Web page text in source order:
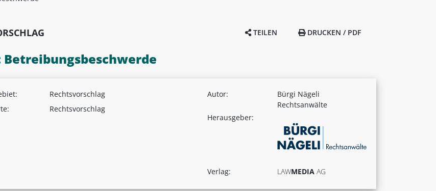
TEILEN DRUCKEN / PDF
Betreibungsbeschwerde
Rechtsvorschlag
Rechtsvorschlag
Autor:
Bürgi Nägeli
Rechtsanwälte
Herausgeber:
Verlag: LAWMEDIA AG